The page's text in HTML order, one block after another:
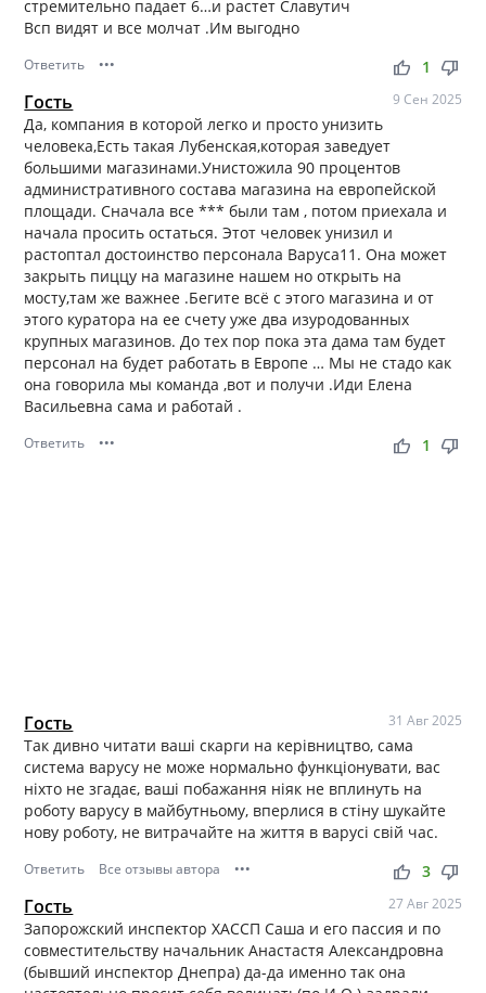
стремительно падает 6…и растет Славутич
Всп видят и все молчат .Им выгодно
Ответить ••• thumb_up thumb_down
1
Гость 9 Сен 2025
Да, компания в которой легко и просто унизить
человека,Есть такая Лубенская,которая заведует
большими магазинами.Унистожила 90 процентов
административного состава магазина на европейской
площади. Сначала все *** были там , потом приехала и
начала просить остаться. Этот человек унизил и
растоптал достоинство персонала Варуса11. Она может
закрыть пиццу на магазине нашем но открыть на
мосту,там же важнее .Бегите всё с этого магазина и от
этого куратора на ее счету уже два изуродованных
крупных магазинов. До тех пор пока эта дама там будет
персонал на будет работать в Европе … Мы не стадо как
она говорила мы команда ,вот и получи .Иди Елена
Васильевна сама и работай .
Ответить ••• thumb_up thumb_down
1
Гость 31 Авг 2025
Так дивно читати ваші скарги на керівництво, сама
система варусу не може нормально функціонувати, вас
ніхто не згадає, ваші побажання ніяк не вплинуть на
роботу варусу в майбутньому, вперлися в стіну шукайте
нову роботу, не витрачайте на життя в варусі свій час.
Ответить Все отзывы автора ••• thumb_up thumb_down
3
Гость 27 Авг 2025
Запорожский инспектор ХАССП Саша и его пассия и по
совместительству начальник Анастастя Александровна
(бывший инспектор Днепра) да-да именно так она